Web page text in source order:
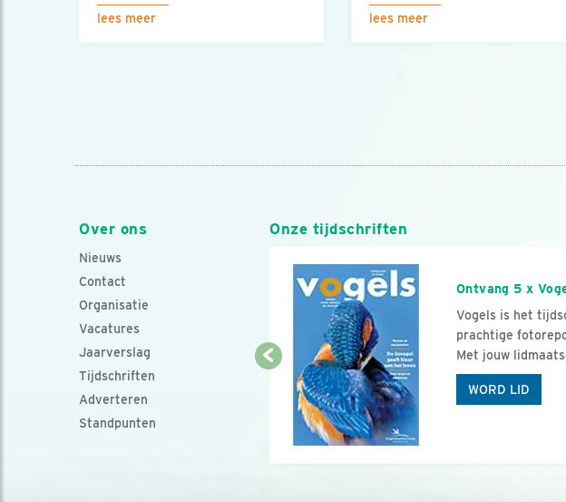
lees meer lees meer
Over ons
Nieuws
Contact
Organisatie
Vacatures
Jaarverslag
Tijdschriften
Adverteren
Standpunten
Onze tijdschriften
Ontvang 5 x
Vogels is het
prachtige
Met jouw
WORD LID